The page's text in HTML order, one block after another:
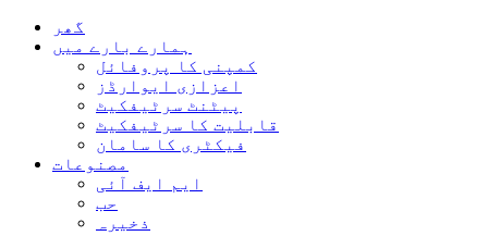
گھر
ہمارے بارے میں
کمپنی کا پروفائل
اعزازی ایوارڈز
پیٹنٹ سرٹیفکیٹ
قابلیت کا سرٹیفکیٹ
فیکٹری کا سامان
مصنوعات
ایم ایف آئی
حب
ذخیرہ